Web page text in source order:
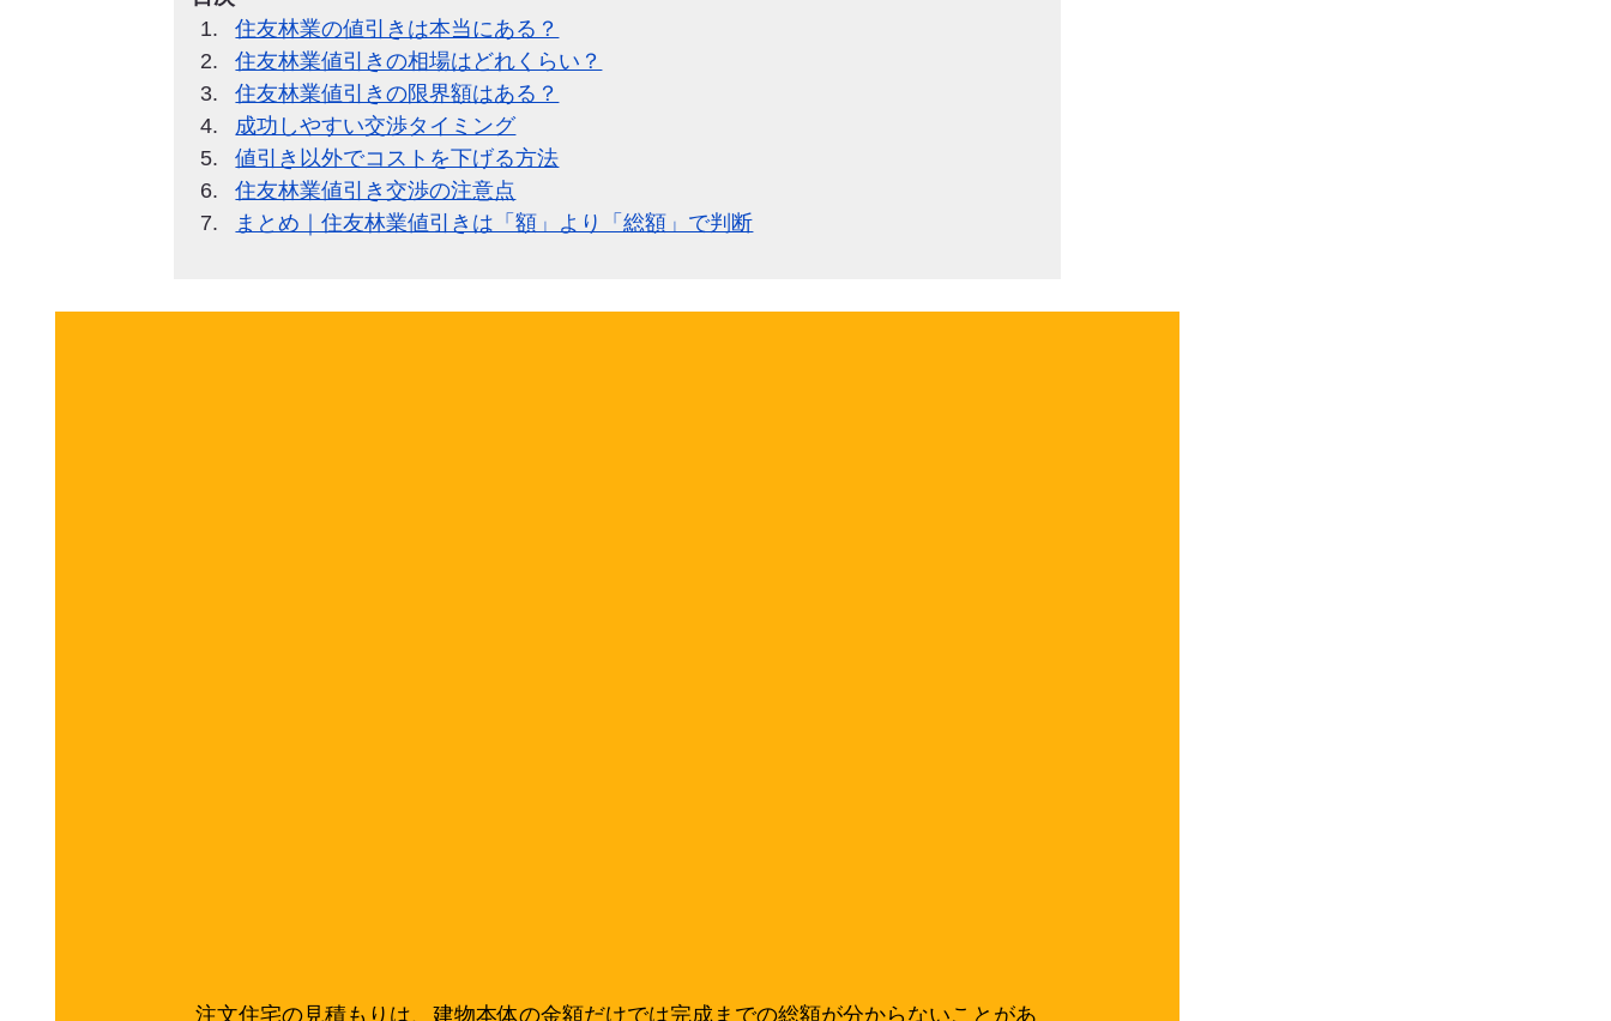
住友林業の値引きは本当にある？
住友林業値引きの相場はどれくらい？
住友林業値引きの限界額はある？
成功しやすい交渉タイミング
値引き以外でコストを下げる方法
住友林業値引き交渉の注意点
まとめ｜住友林業値引きは「額」より「総額」で判断
注文住宅の見積もりは、建物本体の金額だけでは完成までの総額が分からないことがあ